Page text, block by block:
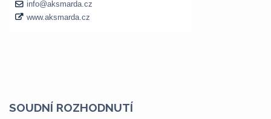
SOUDNÍ ROZHODNUTÍ